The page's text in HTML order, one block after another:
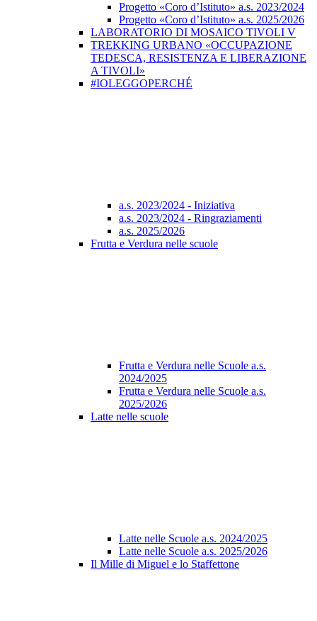
Progetto «Coro d’Istituto» a.s. 2023/2024
Progetto «Coro d’Istituto» a.s. 2025/2026
LABORATORIO DI MOSAICO TIVOLI V
TREKKING URBANO «OCCUPAZIONE
TEDESCA, RESISTENZA E LIBERAZIONE
A TIVOLI»
#IOLEGGOPERCHÉ
a.s. 2023/2024 - Iniziativa
a.s. 2023/2024 - Ringraziamenti
a.s. 2025/2026
Frutta e Verdura nelle scuole
Frutta e Verdura nelle Scuole a.s.
2024/2025
Frutta e Verdura nelle Scuole a.s.
2025/2026
Latte nelle scuole
Latte nelle Scuole a.s. 2024/2025
Latte nelle Scuole a.s. 2025/2026
Il Mille di Miguel e lo Staffettone